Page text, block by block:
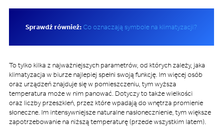
Sprawdź również:Co oznaczają symbole na klimatyzacji?
To tylko kilka z najważniejszych parametrów, od których zależy, jaka
klimatyzacja w biurze najlepiej spełni swoją funkcję. Im więcej osób
oraz urządzeń znajduje się w pomieszczeniu, tym wyższa
temperatura może w nim panować. Dotyczy to także wielkości
oraz liczby przeszkleń, przez które wpadają do wnętrza promienie
słoneczne. Im intensywniejsze naturalne nasłonecznienie, tym większe
zapotrzebowanie na niższą temperaturę (przede wszystkim latem).